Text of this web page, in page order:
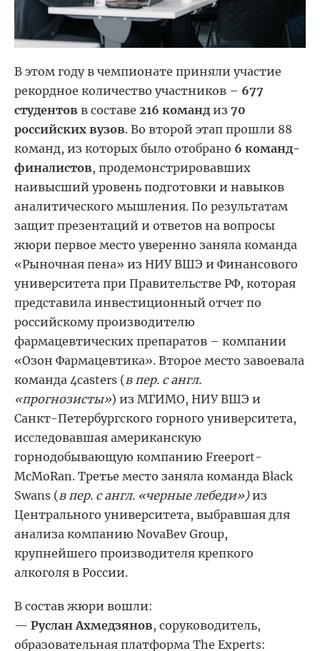
В этом году в чемпионате приняли участие
рекордное количество участников – 677
студентов в составе 216 команд из 70
российских вузов. Во второй этап прошли 88
команд, из которых было отобрано 6 команд-
финалистов, продемонстрировавших
наивысший уровень подготовки и навыков
аналитического мышления. По результатам
защит презентаций и ответов на вопросы
жюри первое место уверенно заняла команда
«Рыночная пена» из НИУ ВШЭ и Финансового
университета при Правительстве РФ, которая
представила инвестиционный отчет по
российскому производителю
фармацевтических препаратов – компании
«Озон Фармацевтика». Второе место завоевала
команда 4casters (в пер. с англ.
«прогнозисты») из МГИМО, НИУ ВШЭ и
Санкт-Петербургского горного университета,
исследовавшая американскую
горнодобывающую компанию Freeport-
McMoRan. Третье место заняла команда Black
Swans (в пер. с англ. «черные лебеди»)из
Центрального университета, выбравшая для
анализа компанию NovaBev Group,
крупнейшего производителя крепкого
алкоголя в России.
В состав жюри вошли:
— Руслан Ахмедзянов, соруководитель,
образовательная платформа The Experts: